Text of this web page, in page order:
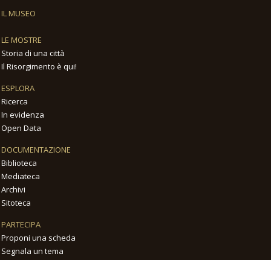
IL MUSEO
LE MOSTRE
Storia di una città
Il Risorgimento è qui!
ESPLORA
Ricerca
In evidenza
Open Data
DOCUMENTAZIONE
Biblioteca
Mediateca
Archivi
Sitoteca
PARTECIPA
Proponi una scheda
Segnala un tema